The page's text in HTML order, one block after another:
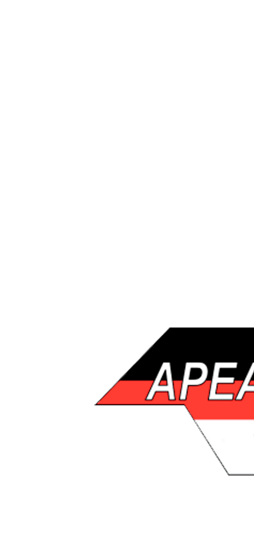
Major factors
In recent years, the world of gaming has